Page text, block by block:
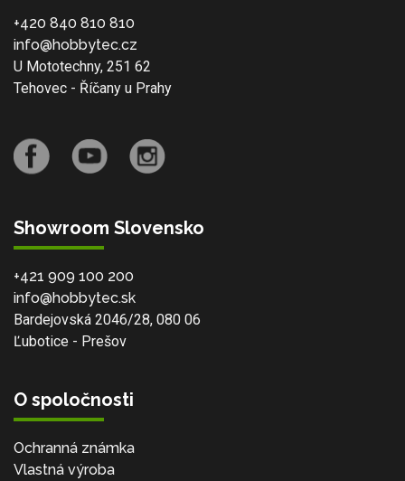
+420 840 810 810
info@hobbytec.cz
U Mototechny, 251 62
Tehovec - Říčany u Prahy
Showroom Slovensko
+421 909 100 200
info@hobbytec.sk
Bardejovská 2046/28, 080 06
Ľubotice - Prešov
O spoločnosti
Ochranná známka
Vlastná výroba